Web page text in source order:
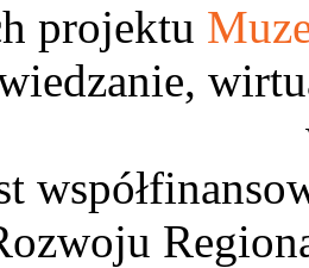
projektu